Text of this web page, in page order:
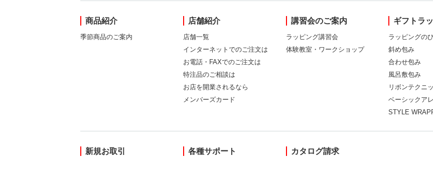
商品紹介
季節商品のご案内
店舗紹介
店舗一覧
インターネットでのご注文は
お電話・FAXでのご注文は
特注品のご相談は
お店を開業されるなら
メンバーズカード
講習会のご案内
ラッピング講習会
体験教室・ワークショップ
ギフトラ
ラッピングの
斜め包み
合わせ包み
風呂敷包み
リボンテクニ
ベーシックア
STYLE
新規お取引 各種サポート カタログ請求